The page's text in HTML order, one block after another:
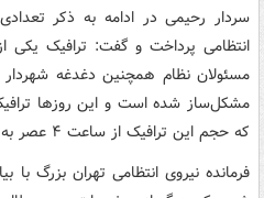
سردار رحیمی در ادامه به ذکر
انتظامی پرداخت و گفت: ترافیک یکی
مسئولان نظام همچنین دغدغه
مشکل‌ساز شده است و این روزها
که حجم این ترافیک از ساعت ۴ عصر به بعد بیشتر می‌شود.
فرمانده نیروی انتظامی تهران بزرگ